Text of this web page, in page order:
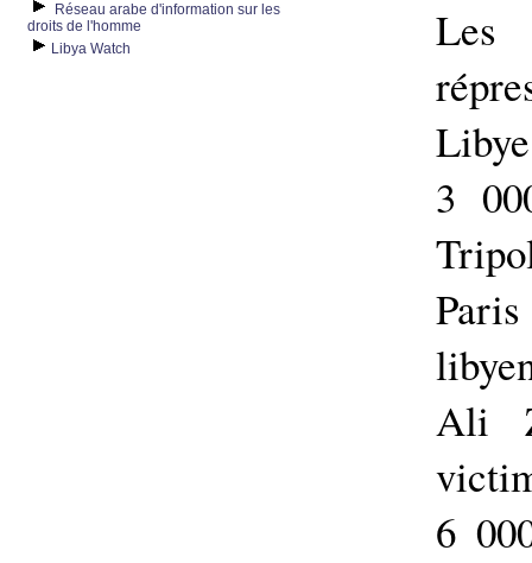
Réseau arabe d'information sur les
droits de l'homme
Libya Watch
3
Ali
6